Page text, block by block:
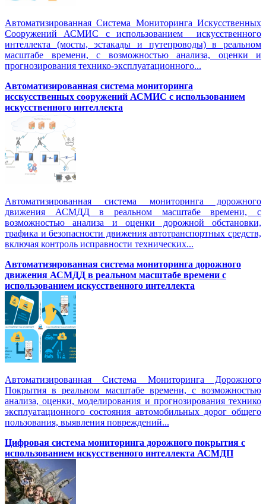
Автоматизированная Система Мониторинга Искусственных
Сооружений АСМИС с использованием искусственного
интеллекта (мосты, эстакады и путепроводы) в реальном
масштабе времени, с возможностью анализа, оценки и
прогнозирования технико-эксплуатационного...
Автоматизированная система мониторинга
исскусственных сооружений АСМИС с использованием
искусственного интеллекта
Автоматизированная система мониторинга дорожного
движения АСМДД в реальном масштабе времени, с
возможностью анализа и оценки дорожной обстановки,
трафика и безопасности движения автотранспортных средств,
включая контроль исправности технических...
Автоматизированная cистема мониторинга дорожного
движения АСМДД в реальном масштабе времени с
использованием искусственного интеллекта
Автоматизированная Система Мониторинга Дорожного
Покрытия в реальном масштабе времени, с возможностью
анализа, оценки, моделирования и прогнозирования технико
эксплуатационного состояния автомобильных дорог общего
пользования, выявления повреждений...
Цифровая система мониторинга дорожного покрытия с
использованием искусственного интеллекта АСМДП